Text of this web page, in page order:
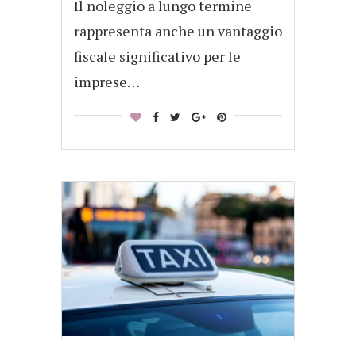
Il noleggio a lungo termine
rappresenta anche un vantaggio
fiscale significativo per le
imprese…